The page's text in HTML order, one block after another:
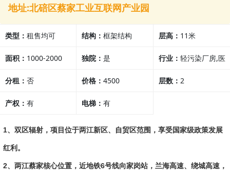
地址:北碚区蔡家工业互联网产业园
类型： 租售均可 结构：框架结构 层高： 11米
面积： 1000-2000 独院：是 行业： 轻污染厂房,医
疗行业,其他行业
分租： 否 价格：4500 层数： 2
产权： 有 电梯：有
1、双区辐射，项目位于两江新区、自贸区范围，享受国家级政策发展
红利。
2、两江蔡家核心位置，近地铁6号线向家岗站，兰海高速、 绕城高速 ，